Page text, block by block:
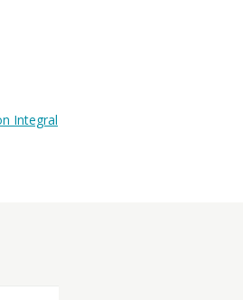
Integral